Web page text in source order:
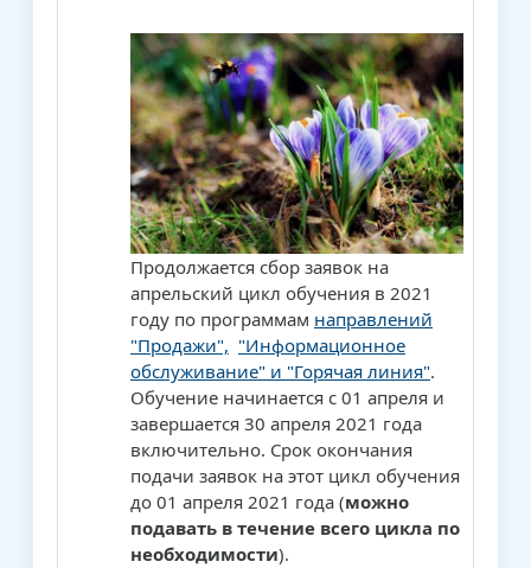
Продолжается сбор заявок на
апрельский цикл обучения в 2021
году по программам направлений
"Продажи", "Информационное
обслуживание" и "Горячая линия".
Обучение начинается с 01 апреля и
завершается 30 апреля 2021 года
включительно. Срок окончания
подачи заявок на этот цикл обучения
до 01 апреля 2021 года (можно
подавать в течение всего цикла по
необходимости).